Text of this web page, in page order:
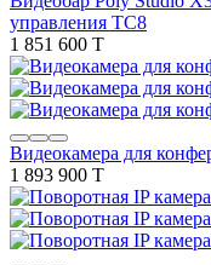
управления TC8
1 851 600 T
Видеокамера для
1 893 900 T